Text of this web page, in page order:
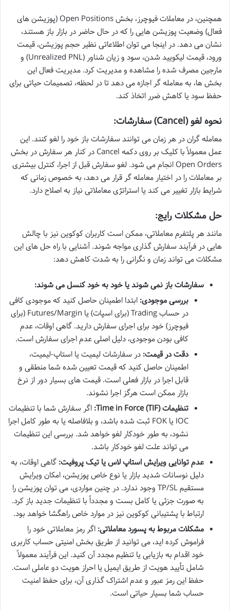
همچنین، در معاملات فیوچرز، بخش Open Positions (پوزیشن های
فعال) وضعیت پوزیشن هایی را که در حال حاضر در بازار باز هستند،
نشان می دهد. در اینجا می توان اطلاعاتی نظیر حجم پوزیشن، قیمت
ورود، قیمت لیکویید شدن، سود و زیان شناور (Unrealized PNL) و
مارجین مصرف شده را مشاهده و مدیریت کرد. مدیریت فعال این
بخش ها، به معامله گر اجازه می دهد تا در لحظه، تصمیمات حیاتی برای
حفظ سود یا کاهش ضرر اتخاذ کند.
نحوه لغو (Cancel) سفارشات:
معامله گران در هر زمان می توانند سفارشات باز خود را لغو کنند. این
عمل معمولاً با کلیک بر روی دکمه Cancel در کنار هر سفارش در بخش
Open Orders انجام می شود. لغو سفارش قبل از اجرا، کنترل بیشتری
بر معاملات را در اختیار معامله گر قرار می دهد، به خصوص زمانی که
شرایط بازار تغییر می کند یا استراتژی معاملاتی نیاز به اصلاح دارد.
حل مشکلات رایج:
مانند هر پلتفرم معاملاتی، ممکن است کاربران کوکوین نیز با چالش
هایی در فرآیند سفارش گذاری مواجه شوند. آشنایی با راه حل های این
مشکلات می تواند زمان و نگرانی را به شدت کاهش دهد:
سفارشات باز نمی شوند یا خود به خود کنسل می شوند:
بررسی موجودی: ابتدا اطمینان حاصل کنید که موجودی کافی
در حساب Trading (برای اسپات) یا Futures/Margin (برای
فیوچرز) خود برای اجرای سفارش دارید. گاهی اوقات، عدم
کافی بودن موجودی، دلیل اصلی عدم اجرای سفارش است.
دقت در قیمت: در سفارشات لیمیت یا استاپ-لیمیت،
اطمینان حاصل کنید که قیمت تعیین شده شما منطقی و
قابل اجرا در بازار فعلی است. قیمت های بسیار دور از نرخ
بازار ممکن است هرگز اجرا نشوند.
تنظیمات Time in Force (TIF):
اگر سفارش شما با تنظیمات
IOC یا FOK ثبت شده باشد، و بلافاصله یا به طور کامل اجرا
نشود، به طور خودکار لغو خواهد شد. بررسی این تنظیمات
می تواند علت لغو خودکار باشد.
عدم توانایی ویرایش استاپ لاس یا تیک پروفیت: گاهی اوقات، به
دلیل نوسانات شدید بازار یا نوع خاص پوزیشن، امکان ویرایش
مستقیم TP/SL وجود ندارد. در چنین مواردی، می توان پوزیشن را
به صورت جزئی یا کامل بست و مجدداً با تنظیمات جدید باز کرد.
ارتباط با پشتیبانی کوکوین نیز در موارد خاص راهگشا خواهد بود.
مشکلات مربوط به پسورد معاملاتی: اگر رمز معاملاتی خود را
فراموش کرده اید، می توانید از طریق بخش امنیتی حساب کاربری
خود اقدام به بازیابی یا تنظیم مجدد آن کنید. این فرآیند معمولاً
شامل تأیید هویت از طریق ایمیل یا احراز هویت دو عاملی است.
حفظ این رمز عبور و عدم اشتراک گذاری آن، برای حفظ امنیت
حساب شما بسیار حیاتی است.